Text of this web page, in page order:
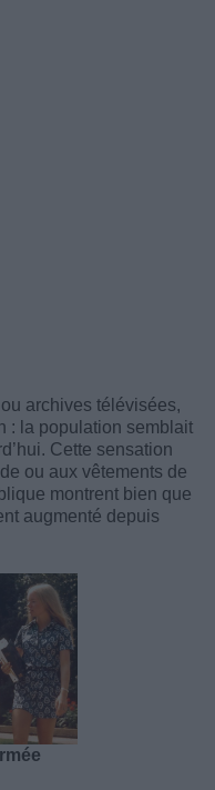
archives télévisées,
: la population semblait
Cette sensation
ou aux vêtements de
montrent bien que
augmenté depuis